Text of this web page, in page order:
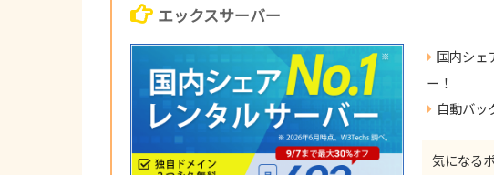
エックスサーバー
国内シェ
ー！
自動バッ
気になる